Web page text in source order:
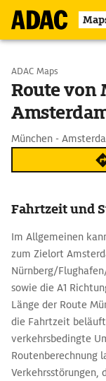
Start wählen
Ziel eingeben
ADAC Maps
Route von
München -
Fahrtzeit und
Im Allgemeinen
zum Zielort
Nürnberg/
sowie die A1
Länge der Route
die Fahrtzeit beläuft
verkehrsbedingte
Routenberechnung
Verkehrsstörungen,